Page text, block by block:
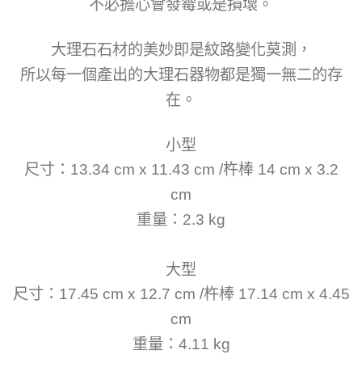
不必擔心會發霉或是損壞。
大理石石材的美妙即是紋路變化莫測，
所以每一個產出的大理石器物都是獨一無二的存
在。
小型
尺寸：13.34 cm x 11.43 cm /杵棒 14 cm x 3.2
cm
重量：2.3 kg
大型
尺寸：17.45 cm x 12.7 cm /杵棒 17.14 cm x 4.45
cm
重量：4.11 kg